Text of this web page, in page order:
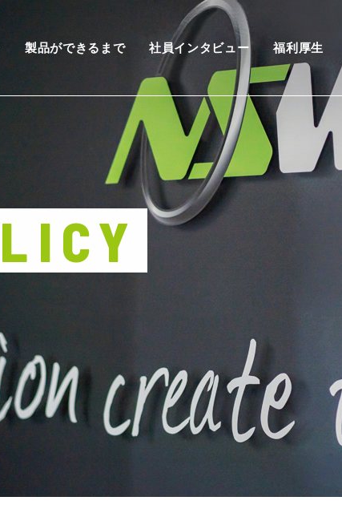
製品ができるまで 社員インタビュー 福利厚生